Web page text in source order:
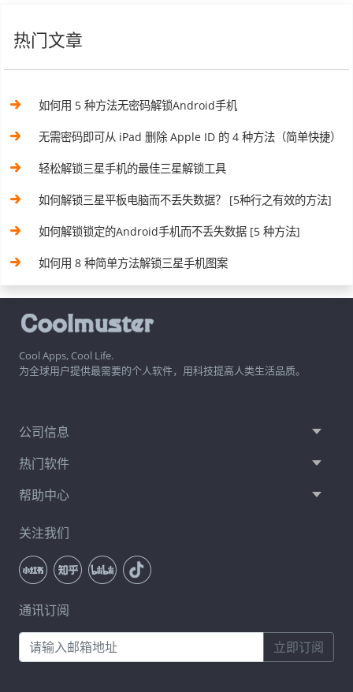
热门文章
如何用 5 种方法无密码解锁Android手机
无需密码即可从 iPad 删除 Apple ID 的 4 种方法（简单快捷）
轻松解锁三星手机的最佳三星解锁工具
如何解锁三星平板电脑而不丢失数据？ [5种行之有效的方法]
如何解锁锁定的Android手机而不丢失数据 [5 种方法]
如何用 8 种简单方法解锁三星手机图案
Cool Apps, Cool Life.
为全球用户提供最需要的个人软件，用科技提高人类生活品质。
公司信息
热门软件
帮助中心
关注我们
通讯订阅
立即订阅